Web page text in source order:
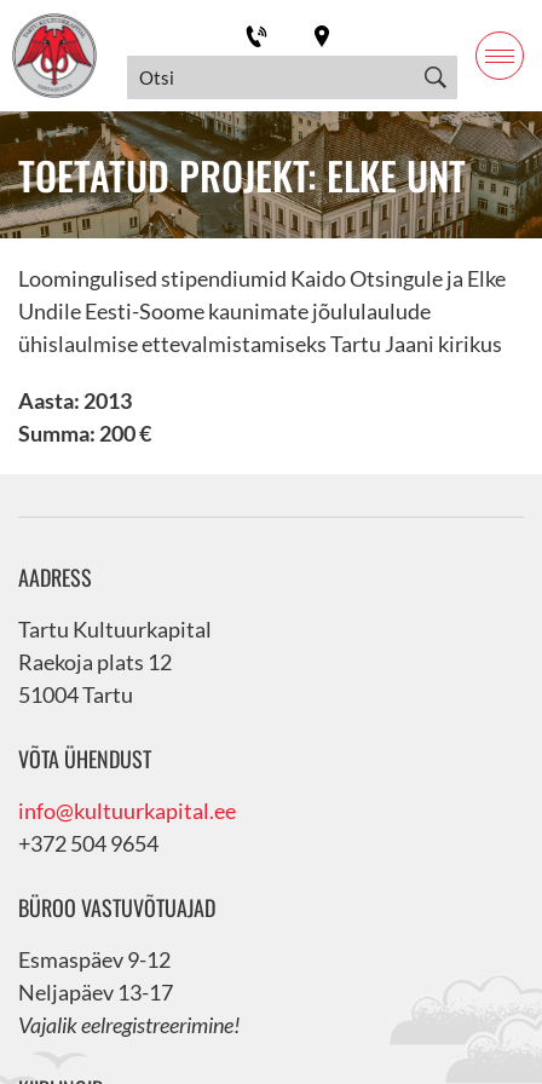
TOETATUD PROJEKT: ELKE UNT
Loomingulised stipendiumid Kaido Otsingule ja Elke
Undile Eesti-Soome kaunimate jõululaulude
ühislaulmise ettevalmistamiseks Tartu Jaani kirikus
Aasta: 2013
Summa: 200 €
AADRESS
Tartu Kultuurkapital
Raekoja plats 12
51004 Tartu
VÕTA ÜHENDUST
info@kultuurkapital.ee
+372 504 9654
BÜROO VASTUVÕTUAJAD
Esmaspäev 9-12
Neljapäev 13-17
Vajalik eelregistreerimine!